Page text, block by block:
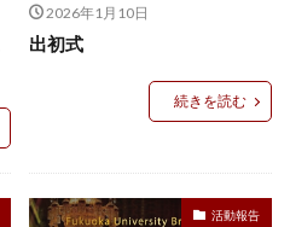
2026年1月10日
出初式
続きを読む
活動報告